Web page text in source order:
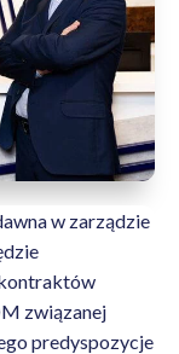
w zarządzie
związanej
predyspozycje